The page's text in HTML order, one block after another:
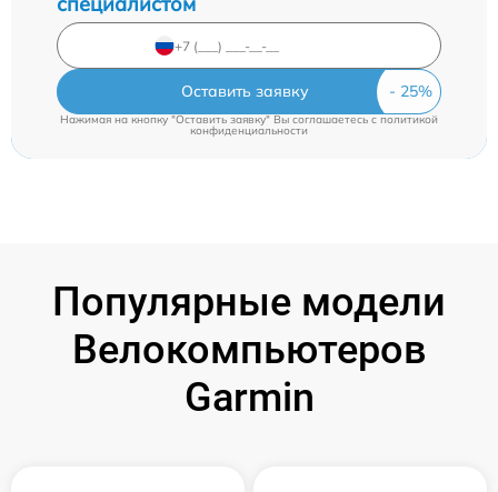
Оставить заявку
Нажимая на кнопку "Оставить заявку" Вы соглашаетесь cполитикой
конфиденциальности
Популярные модели
Велокомпьютеров
Garmin